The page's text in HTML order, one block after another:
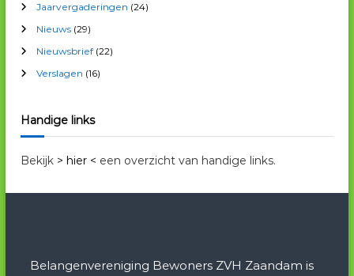
c
h
i
f
Jaarvergaderingen (24)
Nieuws (29)
Nieuwsbrief(22)
Verslagen (16)
Handige links
Bekijk > hier < een overzicht van handige links.
Belangenvereniging Bewoners ZVH Zaandam is